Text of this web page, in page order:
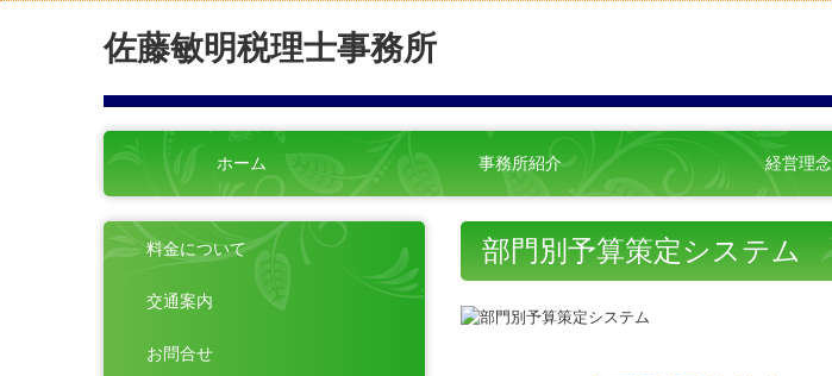
佐藤敏明税理士事務所
ホーム 事務所紹介 経営理念
料金について
交通案内
お問合せ
部門別予算策定システム